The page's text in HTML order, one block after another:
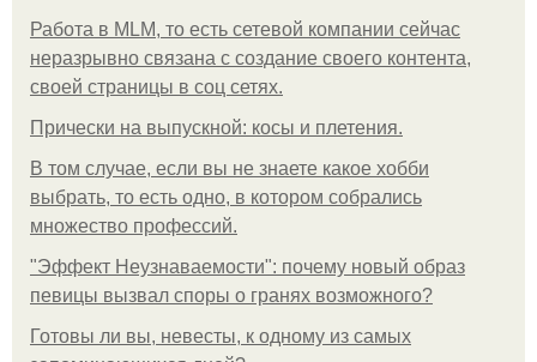
Работа в MLM, то есть сетевой компании сейчас
неразрывно связана с создание своего контента,
своей страницы в соц сетях.
Прически на выпускной: косы и плетения.
В том случае, если вы не знаете какое хобби
выбрать, то есть одно, в котором собрались
множество профессий.
"Эффект Неузнаваемости": почему новый образ
певицы вызвал споры о гранях возможного?
Готовы ли вы, невесты, к одному из самых